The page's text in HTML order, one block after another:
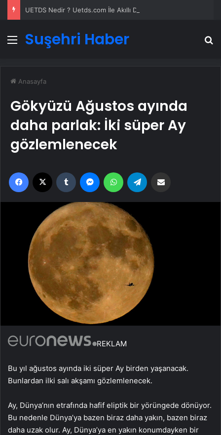
Menü
Suşehri Haber
Anasayfa
Gökyüzü Ağustos ayında
daha parlak: İki süper Ay
gözlemlenecek
Facebook Tumblr MessengerWhatsApp
REKLAM
Bu yıl ağustos ayında iki süper Ay birden yaşanacak.
Bunlardan ilki salı akşamı gözlemlenecek.
Ay, Dünya’nın etrafında hafif eliptik bir yörüngede dönüyor.
Bu nedenle Dünya’ya bazen biraz daha yakın, bazen biraz
daha uzak olur. Ay, Dünya’ya en yakın konumdayken bir